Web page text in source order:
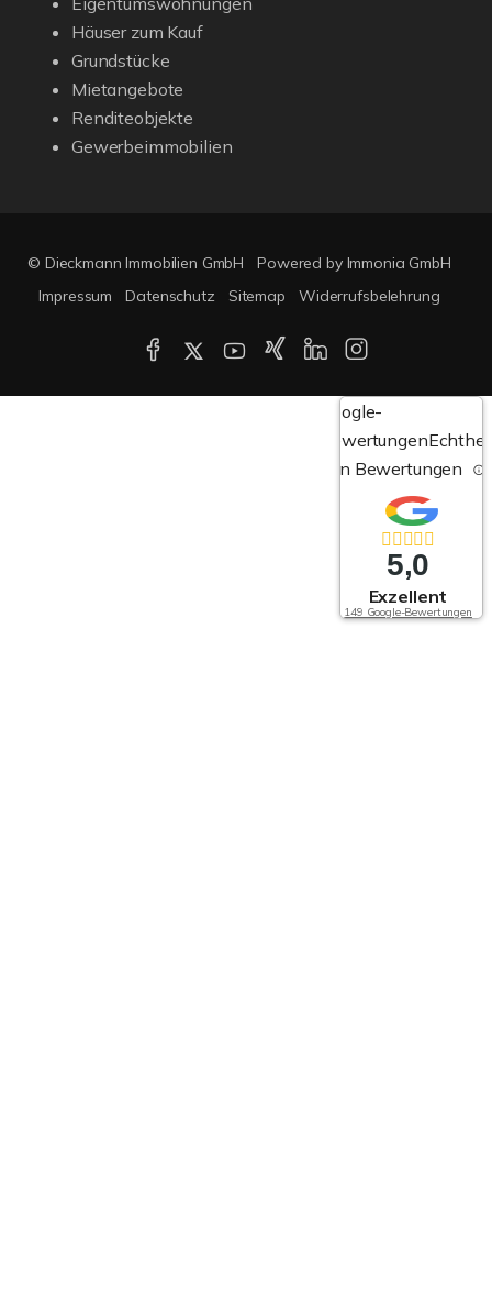
Häuser zum Kauf
Grundstücke
Mietangebote
Renditeobjekte
Gewerbeimmobilien
© Dieckmann Immobilien GmbH
Powered by Immonia GmbH
Impressum
Datenschutz Sitemap Widerrufsbelehrung
Google-
Bewertungen
von Bewertungen
5,0
Exzellent
149 Google-Bewertungen